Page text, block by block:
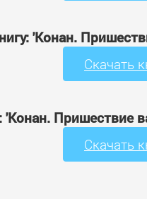
'Конан.
Скачать
'Конан. Пришествие
Скачать